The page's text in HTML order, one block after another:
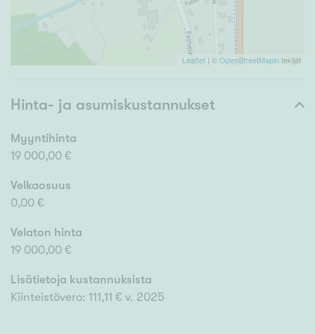
Leaflet | ©OpenStreetMapintekijät
Hinta- ja asumiskustannukset
Myyntihinta
19 000,00 €
Velkaosuus
0,00 €
Velaton hinta
19 000,00 €
Lisätietoja kustannuksista
Kiinteistövero: 111,11 € v. 2025